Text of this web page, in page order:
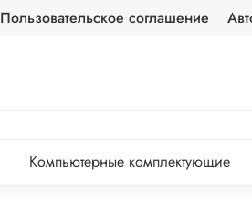
Пользовательское соглашение
Компьютерные комплектующие